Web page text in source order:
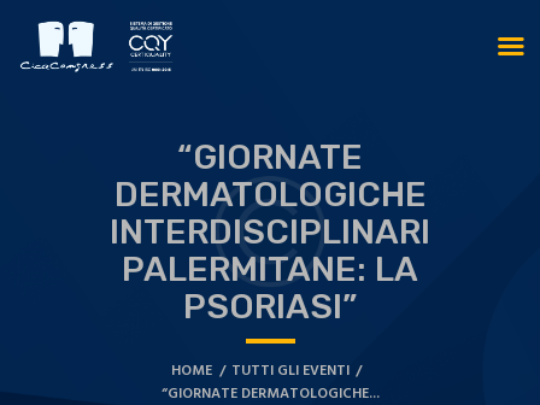
“GIORNATE
DERMATOLOGICHE
INTERDISCIPLINARI
PALERMITANE: LA
PSORIASI”
HOME
TUTTI GLI EVENTI
“GIORNATE DERMATOLOGICHE...